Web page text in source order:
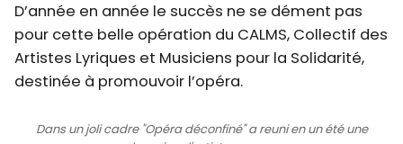
D’année en année le succès ne se dément pas
pour cette belle opération du CALMS, Collectif des
Artistes Lyriques et Musiciens pour la Solidarité,
destinée à promouvoir l’opéra.
Dans un joli cadre "Opéra déconfiné" a reuni en un été une